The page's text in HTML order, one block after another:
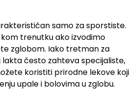
samo za sporstiste.
trenutku ako izvodimo
zglobom. Iako tretman za
često zahteva specijaliste,
koristiti prirodne lekove koji
upale i bolovima u zglobu.